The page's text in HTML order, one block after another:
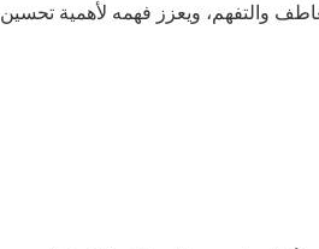
والتفهم، ويعزز فهمه لأهمية تحسين